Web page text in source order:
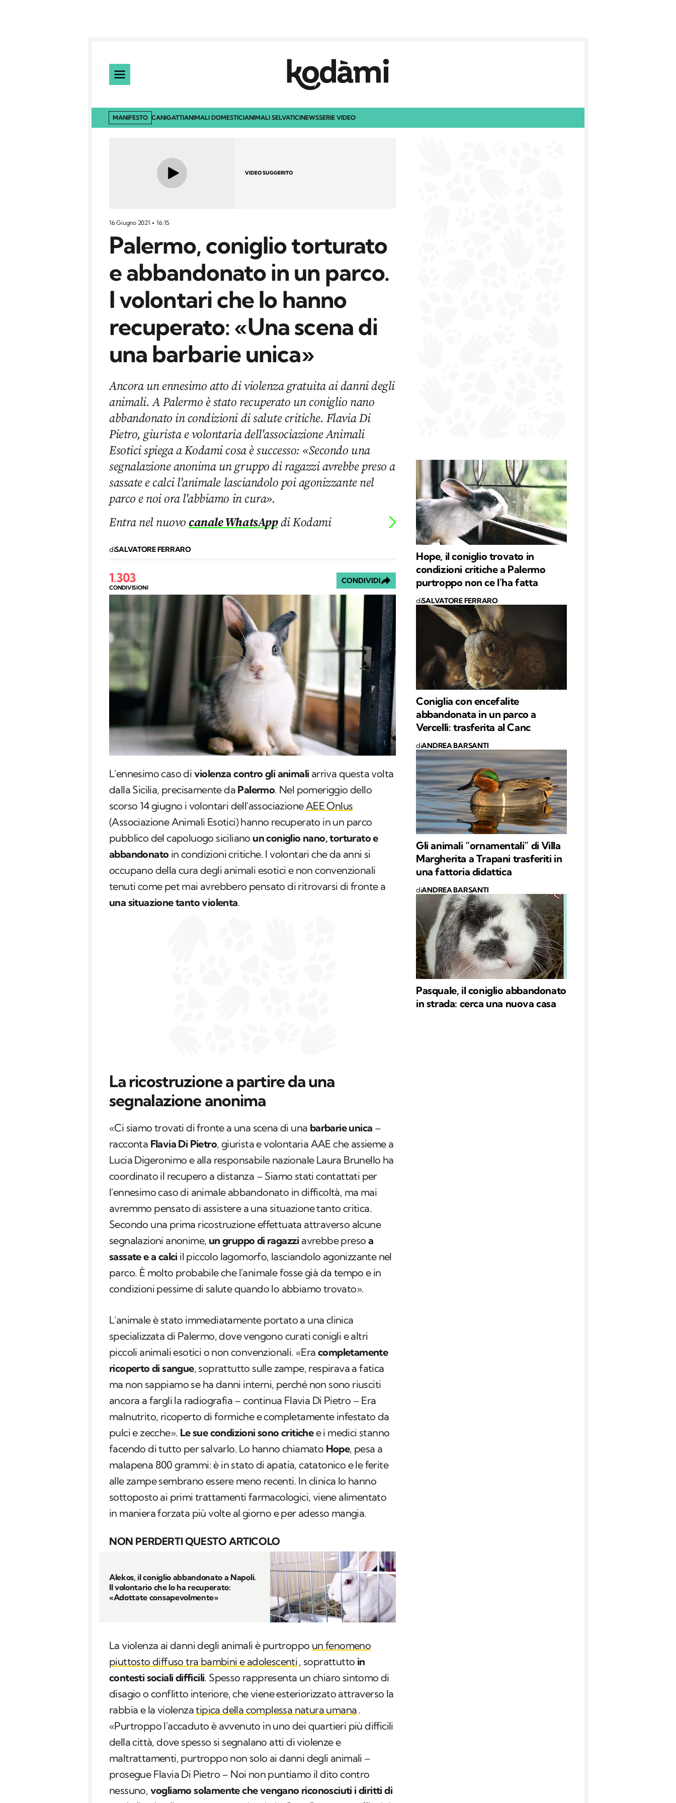
MANIFESTO CANIGATTIANIMALI DOMESTICIANIMALI SELVATICINEWSSERIE VIDEO
VIDEO SUGGERITO
16 Giugno 2021 16:15
Palermo, coniglio torturato
e abbandonato in un parco.
I volontari che lo hanno
recuperato: «Una scena di
una barbarie unica»
Ancora un ennesimo atto di violenza gratuita ai danni degli
animali. A Palermo è stato recuperato un coniglio nano
abbandonato in condizioni di salute critiche. Flavia Di
Pietro, giurista e volontaria dell'associazione Animali
Esotici spiega a Kodami cosa è successo: «Secondo una
segnalazione anonima un gruppo di ragazzi avrebbe preso a
sassate e calci l'animale lasciandolo poi agonizzante nel
parco e noi ora l'abbiamo in cura».
Entra nel nuovocanale WhatsAppdi Kodami
diSALVATORE FERRARO
1.303
CONDIVISIONI
CONDIVIDI
L'ennesimo caso di violenza contro gli animali arriva questa volta
dalla Sicilia, precisamente da Palermo. Nel pomeriggio dello
scorso 14 giugno i volontari dell'associazioneAEE Onlus
(Associazione Animali Esotici) hanno recuperato in un parco
pubblico del capoluogo siciliano un coniglio nano, torturato e
abbandonato in condizioni critiche. I volontari che da anni si
occupano della cura degli animali esotici e non convenzionali
tenuti come pet mai avrebbero pensato di ritrovarsi di fronte a
una situazione tanto violenta.
La ricostruzione a partire da una
segnalazione anonima
«Ci siamo trovati di fronte a una scena di una barbarie unica –
racconta Flavia Di Pietro, giurista e volontaria AAE che assieme a
Lucia Digeronimo e alla responsabile nazionale Laura Brunello ha
coordinato il recupero a distanza – Siamo stati contattati per
l'ennesimo caso di animale abbandonato in difficoltà, ma mai
avremmo pensato di assistere a una situazione tanto critica.
Secondo una prima ricostruzione effettuata attraverso alcune
segnalazioni anonime, un gruppo di ragazzi avrebbe preso a
sassate e a calci il piccolo lagomorfo, lasciandolo agonizzante nel
parco. È molto probabile che l'animale fosse già da tempo e in
condizioni pessime di salute quando lo abbiamo trovato».
L'animale è stato immediatamente portato a una clinica
specializzata di Palermo, dove vengono curati conigli e altri
piccoli animali esotici o non convenzionali. «Era completamente
ricoperto di sangue, soprattutto sulle zampe, respirava a fatica
ma non sappiamo se ha danni interni, perché non sono riusciti
ancora a fargli la radiografia – continua Flavia Di Pietro – Era
malnutrito, ricoperto di formiche e completamente infestato da
pulci e zecche». Le sue condizioni sono critichee i medici stanno
facendo di tutto per salvarlo. Lo hanno chiamato Hope, pesa a
malapena 800 grammi: è in stato di apatia, catatonico e le ferite
alle zampe sembrano essere meno recenti. In clinica lo hanno
sottoposto ai primi trattamenti farmacologici, viene alimentato
in maniera forzata più volte al giorno e per adesso mangia.
NON PERDERTI QUESTO ARTICOLO
Alekos, il coniglio abbandonato a Napoli.
Il volontario che lo ha recuperato:
«Adottate consapevolmente»
La violenza ai danni degli animali è purtroppo un fenomeno
piuttosto diffuso tra bambini e adolescenti, soprattutto in
contesti sociali difficili. Spesso rappresenta un chiaro sintomo di
disagio o conflitto interiore, che viene esteriorizzato attraverso la
rabbia e la violenzatipica della complessa natura umana.
«Purtroppo l'accaduto è avvenuto in uno dei quartieri più difficili
della città, dove spesso si segnalano atti di violenze e
maltrattamenti, purtroppo non solo ai danni degli animali –
prosegue Flavia Di Pietro – Noi non puntiamo il dito contro
nessuno, vogliamo solamente che vengano riconosciuti i diritti di
Hope, il coniglio trovato in
condizioni critiche a Palermo
purtroppo non ce l’ha fatta
diSALVATORE FERRARO
Coniglia con encefalite
abbandonata in un parco a
Vercelli: trasferita al Canc
diANDREA BARSANTI
Gli animali “ornamentali” di Villa
Margherita a Trapani trasferiti in
una fattoria didattica
diANDREA BARSANTI
Pasquale, il coniglio abbandonato
in strada: cerca una nuova casa